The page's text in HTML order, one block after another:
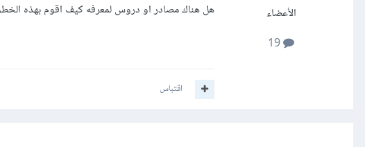
الأعضاء
هل هناك مصادر او دروس لمعرفه كيف اقوم بهذه
اقتباس